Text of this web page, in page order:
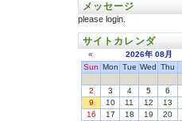
メッセージ
please login.
サイトカレンダ
« 2026年 08月
Sun Mon Tue Wed Thu
2
3 4 5 6
9
10 11 12 13
16
17 18 19 20